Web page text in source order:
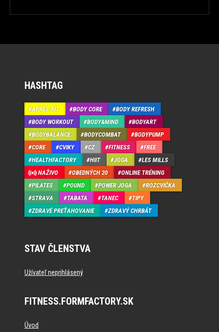
HASHTAG
APRÉS-FIT BODY CORE
BODY REFRESH
BODY WORKOUT
BODY&MIND
BODYART
BODYBALANCE
BODYCOMBAT
BODYPUMP
CORE
CVIKY CZ FITNESS
FREE
HEALTHFACTORY
HIIT JOGA
LES MILLS
NAŽIVO
OBEDNÝCH 20
ONLINE TRÉNING
PILATES
POUND POWER JOGA
ROZCVIČKA
STRAVA
TABATA TANEC
TIPY
ZDRAVÉ PREŤAHOVANIE
ZDRAVÝ CHRBÁT
STAV ČLENSTVA
Užívateľ neprihlásený
FITNESS.FORMFACTORY.SK
Úvod